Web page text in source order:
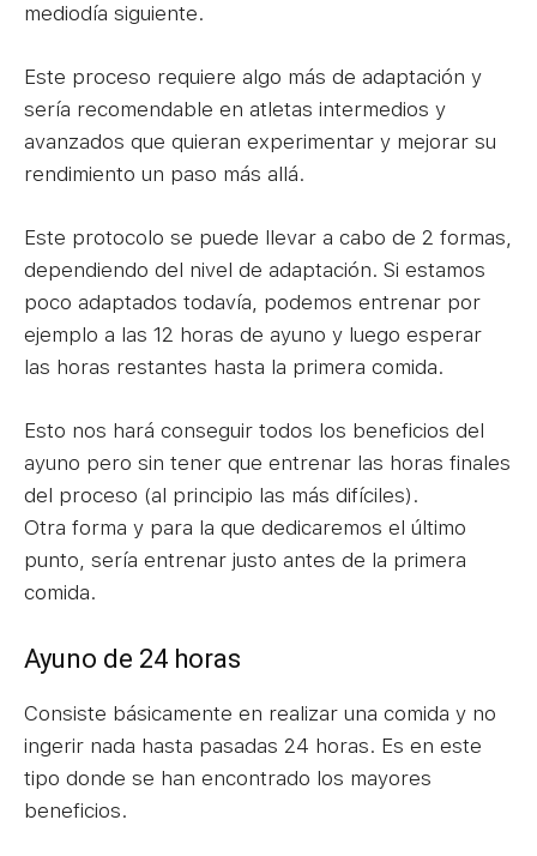
mediodía siguiente.
Este proceso requiere algo más de adaptación y
sería recomendable en atletas intermedios y
avanzados que quieran experimentar y mejorar su
rendimiento un paso más allá.
Este protocolo se puede llevar a cabo de 2 formas,
dependiendo del nivel de adaptación. Si estamos
poco adaptados todavía, podemos entrenar por
ejemplo a las 12 horas de ayuno y luego esperar
las horas restantes hasta la primera comida.
Esto nos hará conseguir todos los beneficios del
ayuno pero sin tener que entrenar las horas finales
del proceso (al principio las más difíciles).
Otra forma y para la que dedicaremos el último
punto, sería entrenar justo antes de la primera
comida.
Ayuno de 24 horas
Consiste básicamente en realizar una comida y no
ingerir nada hasta pasadas 24 horas. Es en este
tipo donde se han encontrado los mayores
beneficios.